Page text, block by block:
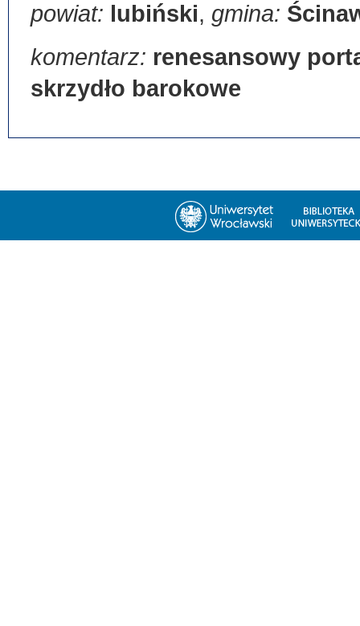
powiat: lubiński, gmina:
komentarz: renesansowy
skrzydło barokowe